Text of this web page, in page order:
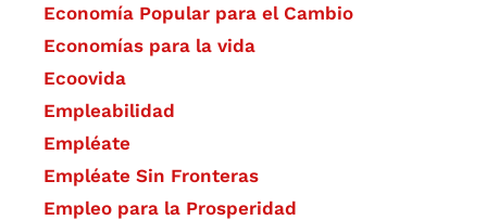
Economía Popular para el Cambio
Economías para la vida
Ecoovida
Empleabilidad
Empléate
Empléate Sin Fronteras
Empleo para la Prosperidad